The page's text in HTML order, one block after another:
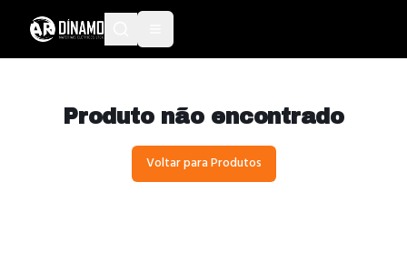
Produto não encontrado
Voltar para Produtos